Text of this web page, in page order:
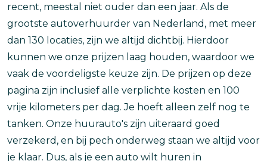
recent, meestal niet ouder dan een jaar. Als de
grootste autoverhuurder van Nederland, met meer
dan 130 locaties, zijn we altijd dichtbij. Hierdoor
kunnen we onze prijzen laag houden, waardoor we
vaak de voordeligste keuze zijn. De prijzen op deze
pagina zijn inclusief alle verplichte kosten en 100
vrije kilometers per dag. Je hoeft alleen zelf nog te
tanken. Onze huurauto's zijn uiteraard goed
verzekerd, en bij pech onderweg staan we altijd voor
je klaar. Dus, als je een auto wilt huren in